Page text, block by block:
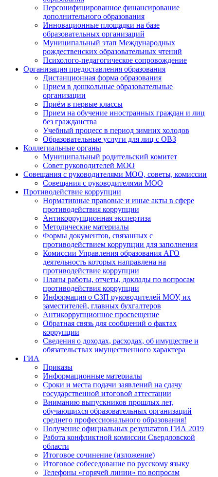
Персонифицированное финансирование
дополнительного образования
Инновационные площадки на базе
образовательных организаций
Муниципальный этап Международных
рождественских образовательных чтений
Психолого-педагогическое сопровождение
Организация предоставления образования
Дистанционная форма образования
Прием в дошкольные образовательные
организации
Приём в первые классы
Прием на обучение иностранных граждан и лиц
без гражданства
Учебный процесс в период зимних холодов
Образовательные услуги для лиц с ОВЗ
Коллегиальные органы
Муниципальный родительский комитет
Совет руководителей МОО
Совещания с руководителями МОО, советы, комиссии
Совещания с руководителями МОО
Противодействие коррупции
Нормативные правовые и иные акты в сфере
противодействия коррупции
Антикоррупционная экспертиза
Методические материалы
Формы документов, связанных с
противодействием коррупции для заполнения
Комиссии Управления образования АГО
деятельность которых направлена на
противодействие коррупции
Планы работы, отчеты, доклады по вопросам
противодействия коррупции
Информация о СЗП руководителей МОУ, их
заместителей, главных бухгалтеров
Антикоррупционное просвещение
Обратная связь для сообщений о фактах
коррупции
Сведения о доходах, расходах, об имуществе и
обязательствах имущественного характера
ГИА
Приказы
Информационные материалы
Сроки и места подачи заявлений на сдачу
государственной итоговой аттестации
Вниманию выпускников прошлых лет,
обучающихся образовательных организаций
среднего профессионального образования!
Получение официальных результатов ГИА 2019
Работа конфликтной комиссии Свердловской
области
Итоговое сочинение (изложение)
Итоговое собеседование по русскому языку
Телефоны «горячей линии» по вопросам